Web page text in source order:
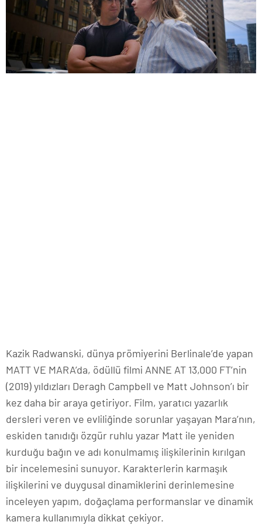
Kazik Radwanski, dünya prömiyerini Berlinale’de yapan
MATT VE MARA’da, ödüllü filmi ANNE AT 13,000 FT’nin
(2019) yıldızları Deragh Campbell ve Matt Johnson’ı bir
kez daha bir araya getiriyor. Film, yaratıcı yazarlık
dersleri veren ve evliliğinde sorunlar yaşayan Mara’nın,
eskiden tanıdığı özgür ruhlu yazar Matt ile yeniden
kurduğu bağın ve adı konulmamış ilişkilerinin kırılgan
bir incelemesini sunuyor. Karakterlerin karmaşık
ilişkilerini ve duygusal dinamiklerini derinlemesine
inceleyen yapım, doğaçlama performanslar ve dinamik
kamera kullanımıyla dikkat çekiyor.